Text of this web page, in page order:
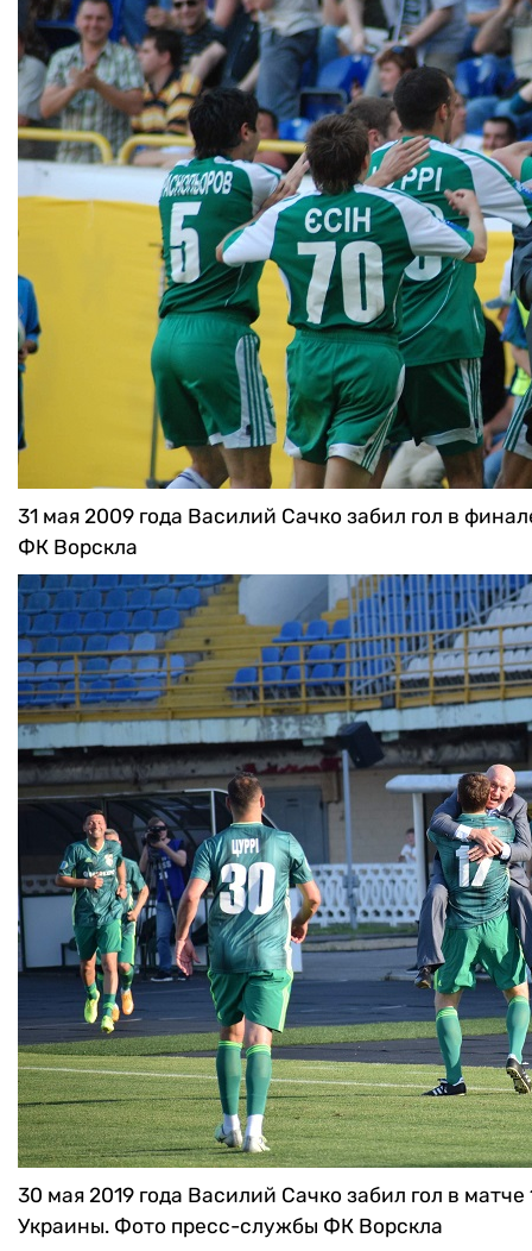
31 мая 2009 года Василий Сачко забил гол в
ФК Ворскла
30 мая 2019 года Василий Сачко забил гол в
Украины. Фото пресс-службы ФК Ворскла